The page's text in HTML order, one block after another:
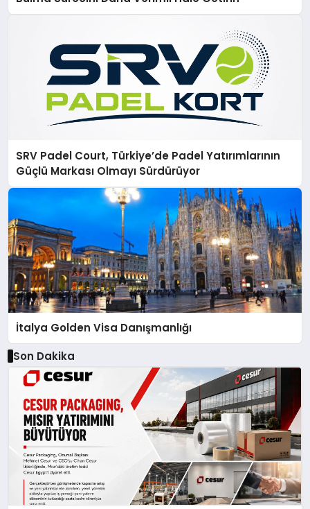
SRV Padel Court, Türkiye’de Padel Yatırımlarının
Güçlü Markası Olmayı Sürdürüyor
İtalya Golden Visa Danışmanlığı
Son Dakika